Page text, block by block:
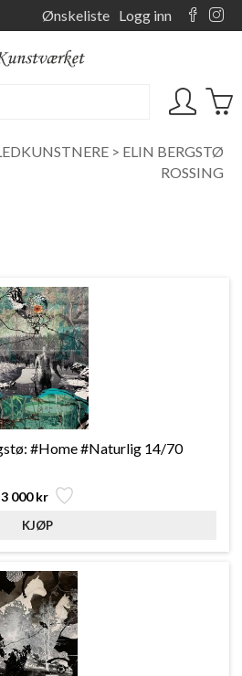
Ønskeliste Logg inn
> ELIN BERGSTØ
ROSSING
#Home #Naturlig 14/70
3 000 kr